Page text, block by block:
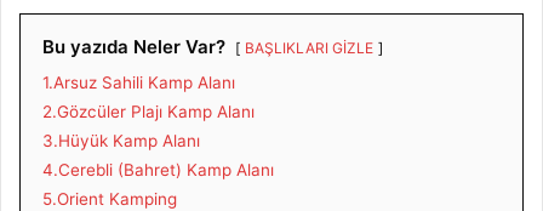
Bu yazıda Neler Var? BAŞLIKLARI GİZLE
1.Arsuz Sahili Kamp Alanı
2.Gözcüler Plajı Kamp Alanı
3.Hüyük Kamp Alanı
4.Cerebli (Bahret) Kamp Alanı
5.Orient Kamping